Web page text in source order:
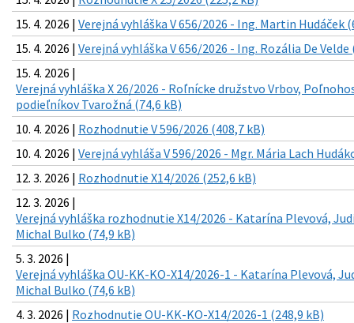
15. 4. 2026 | Verejná vyhláška V 656/2026 - Ing. Martin Hudáček
15. 4. 2026 | Verejná vyhláška V 656/2026 - Ing. Rozália De Velde
15. 4. 2026 |
Verejná vyhláška X 26/2026 - Roľnícke družstvo Vrbov,
podieľníkov Tvarožná (74,6 kB)
10. 4. 2026 | Rozhodnutie V 596/2026 (408,7 kB)
10. 4. 2026 | Verejná vyhláša V 596/2026 - Mgr. Mária Lach
12. 3. 2026 | Rozhodnutie X14/2026 (252,6 kB)
12. 3. 2026 |
Verejná vyhláška rozhodnutie X14/2026 - Katarína Plevová,
Michal Bulko (74,9 kB)
5. 3. 2026 |
Verejná vyhláška OU-KK-KO-X14/2026-1 - Katarína Plevová,
Michal Bulko (74,6 kB)
4. 3. 2026 | Rozhodnutie OU-KK-KO-X14/2026-1 (248,9 kB)